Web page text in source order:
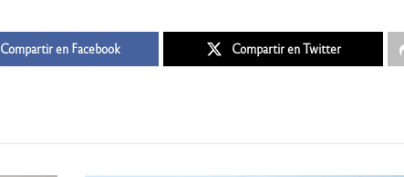
Compartir en Facebook Compartir en Twitter